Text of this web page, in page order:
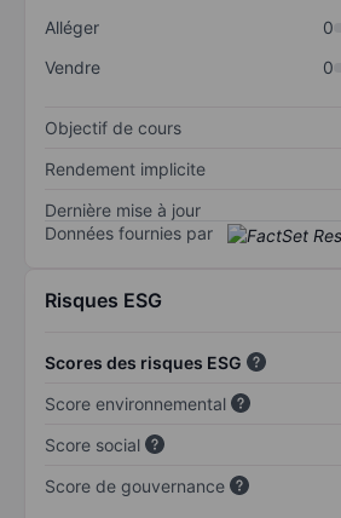
Alléger
0
Vendre
0
Objectif de cours
Rendement implicite
Dernière mise à jour
Données fournies par
Risques ESG
Scores des risques ESG
Score environnemental
Score social
Score de gouvernance